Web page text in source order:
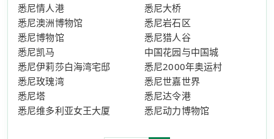
悉尼情人港
悉尼大桥
悉尼澳洲博物馆
悉尼岩石区
悉尼博物馆
悉尼猎人谷
悉尼凯马
中国花园与中国城
悉尼伊莉莎白海湾宅邸
悉尼2000年奥运村
悉尼玫瑰湾
悉尼世嘉世界
悉尼塔
悉尼达令港
悉尼维多利亚女王大厦
悉尼动力博物馆